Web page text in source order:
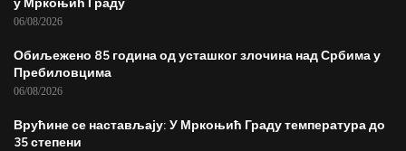
06/08/2026
Обиљежено 85 година од усташког злочина над Србима у
Пребиловцима
06/08/2026
Врућине се настављају: У Мркоњић Граду температура до
35 степени